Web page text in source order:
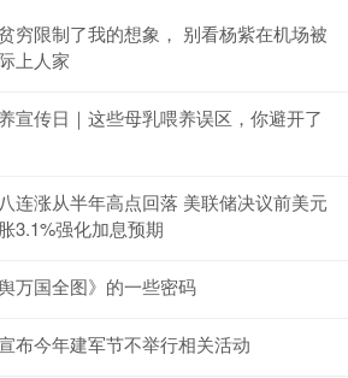
穷限制了我的想象， 别看杨紫在机场被
上人家
宣传日｜这些母乳喂养误区，你避开了
连涨从半年高点回落 美联储决议前美元
3.1%强化加息预期
万国全图》的一些密码
布今年建军节不举行相关活动